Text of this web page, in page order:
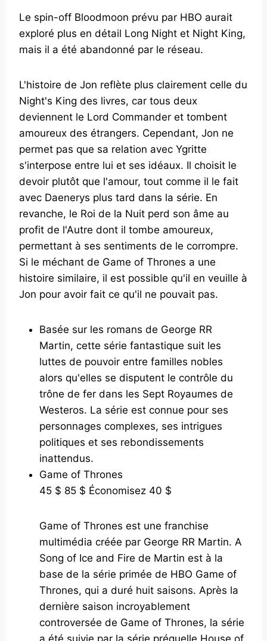
Le spin-off Bloodmoon prévu par HBO aurait
exploré plus en détail Long Night et Night King,
mais il a été abandonné par le réseau.
L'histoire de Jon reflète plus clairement celle du
Night's King des livres, car tous deux
deviennent le Lord Commander et tombent
amoureux des étrangers. Cependant, Jon ne
permet pas que sa relation avec Ygritte
s'interpose entre lui et ses idéaux. Il choisit le
devoir plutôt que l'amour, tout comme il le fait
avec Daenerys plus tard dans la série. En
revanche, le Roi de la Nuit perd son âme au
profit de l'Autre dont il tombe amoureux,
permettant à ses sentiments de le corrompre.
Si le méchant de Game of Thrones a une
histoire similaire, il est possible qu'il en veuille à
Jon pour avoir fait ce qu'il ne pouvait pas.
Basée sur les romans de George RR
Martin, cette série fantastique suit les
luttes de pouvoir entre familles nobles
alors qu'elles se disputent le contrôle du
trône de fer dans les Sept Royaumes de
Westeros. La série est connue pour ses
personnages complexes, ses intrigues
politiques et ses rebondissements
inattendus.
Game of Thrones
45 $ 85 $ Économisez 40 $
Game of Thrones est une franchise
multimédia créée par George RR Martin. A
Song of Ice and Fire de Martin est à la
base de la série primée de HBO Game of
Thrones, qui a duré huit saisons. Après la
dernière saison incroyablement
controversée de Game of Thrones, la série